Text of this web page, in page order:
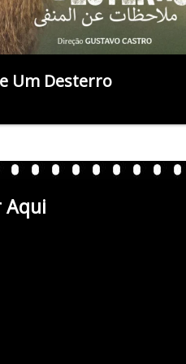
Um Desterro
Aqui